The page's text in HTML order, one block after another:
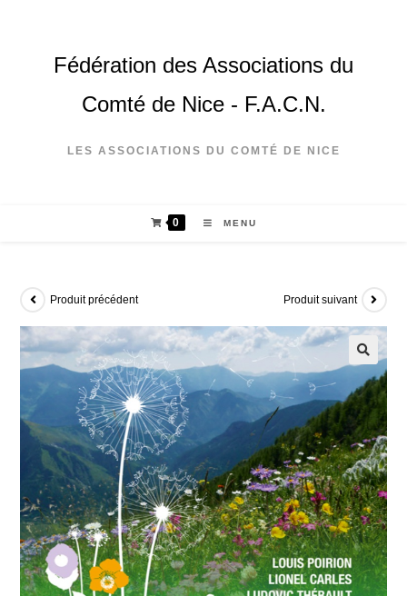
Fédération des Associations du
Comté de Nice - F.A.C.N.
LES ASSOCIATIONS DU COMTÉ DE NICE
0 MENU
Produit précédent Produit suivant